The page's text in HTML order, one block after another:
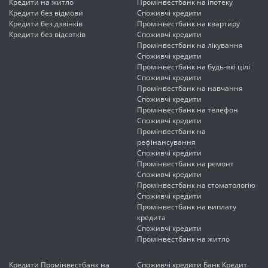
Кредити на житло
Кредити без відмови
Кредити без дзвінків
Кредити без відсотків
Промінвестбанк на іпотеку
Споживчі кредити
Промінвестбанк на квартиру
Споживчі кредити
Промінвестбанк на лікування
Споживчі кредити
Промінвестбанк на будь-які цілі
Споживчі кредити
Промінвестбанк на навчання
Споживчі кредити
Промінвестбанк на телефон
Споживчі кредити
Промінвестбанк на
рефінансування
Споживчі кредити
Промінвестбанк на ремонт
Споживчі кредити
Промінвестбанк на стоматологію
Споживчі кредити
Промінвестбанк на виплату
кредита
Споживчі кредити
Промінвестбанк на житло
Кредити Промінвестбанк на Споживчі кредити Банк Кредит